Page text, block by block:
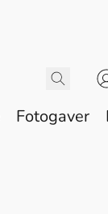
Fotogaver